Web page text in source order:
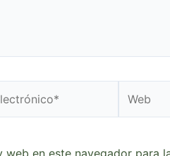
en este navegador para